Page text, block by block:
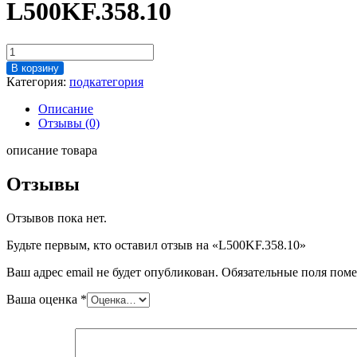
L500KF.358.10
Количество
товара
L500KF.358.10
В корзину
Категория: подкатегория
Описание
Отзывы (0)
описание товара
Отзывы
Отзывов пока нет.
Будьте первым, кто оставил отзыв на «L500KF.358.10»
Ваш адрес email не будет опубликован. Обязательные поля
Ваша оценка *